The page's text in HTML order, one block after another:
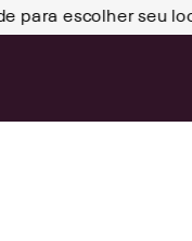
para escolher seu